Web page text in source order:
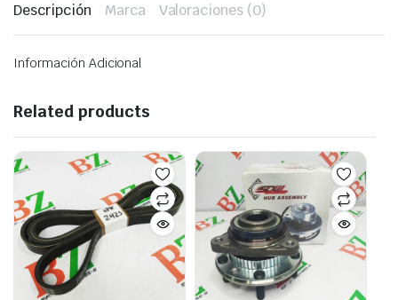
Descripción Marca Valoraciones (0)
Información Adicional
Related products